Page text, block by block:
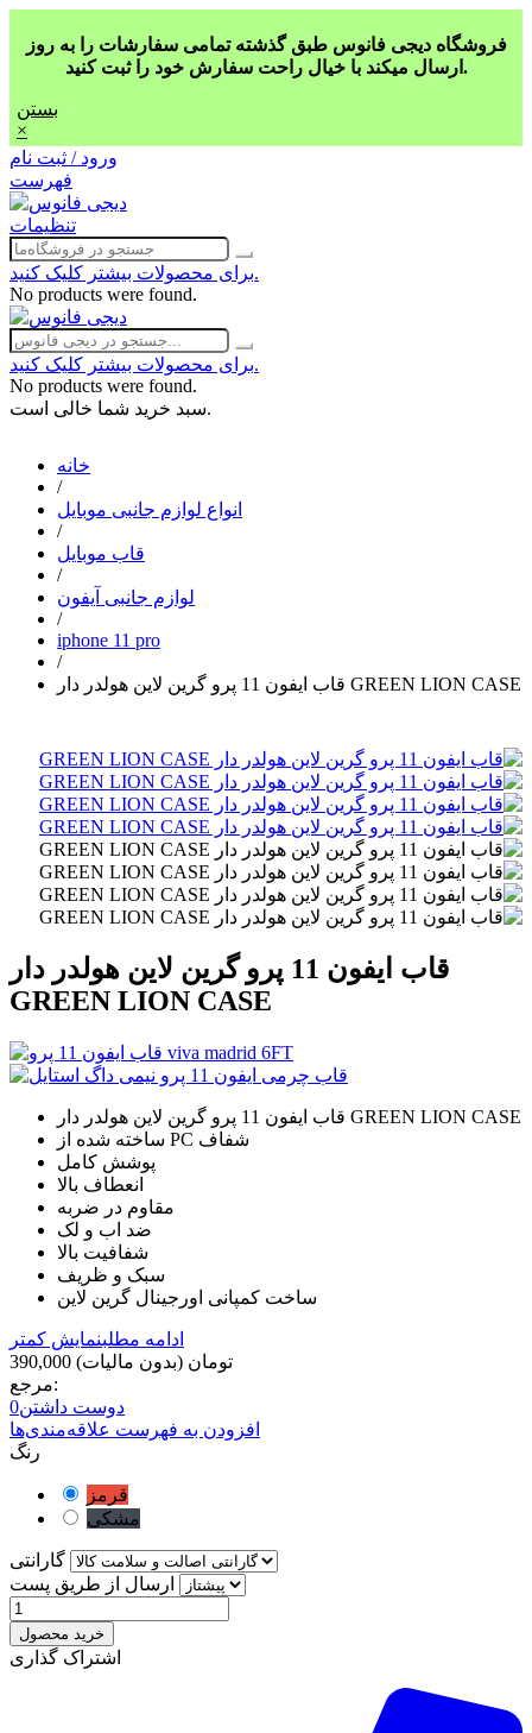
فروشگاه دیجی فانوس طبق گذشته تمامی سفارشات را به روز
ارسال میکند با خیال راحت سفارش خود را ثبت کنید.
بستن
×
ورود / ثبت نام
فهرست
تنظیمات
برای محصولات بیشتر کلیک کنید.
No products were found.
برای محصولات بیشتر کلیک کنید.
No products were found.
سبد خرید شما خالی است.
خانه
/
انواع لوازم جانبی موبایل
/
قاب موبایل
/
لوازم جانبی آیفون
/
iphone 11 pro
/
قاب ایفون 11 پرو گرین لاین هولدر دار GREEN LION CASE
قاب ایفون 11 پرو گرین لاین هولدر دار
GREEN LION CASE
قاب ایفون 11 پرو گرین لاین هولدر دار GREEN LION CASE
ساخته شده از PC شفاف
پوشش کامل
انعطاف بالا
مقاوم در ضربه
ضد اب و لک
شفافیت بالا
سبک و ظریف
ساخت کمپانی اورجینال گرین لاین
ادامه مطلبنمایش کمتر
390,000 تومان (بدون مالیات)
مرجع:
دوست داشتن0
افزودن به فهرست علاقه‌مندی‌ها
رنگ
قرمز
مشکی
گارانتی
ارسال از طریق پست
خرید محصول
اشتراک گذاری